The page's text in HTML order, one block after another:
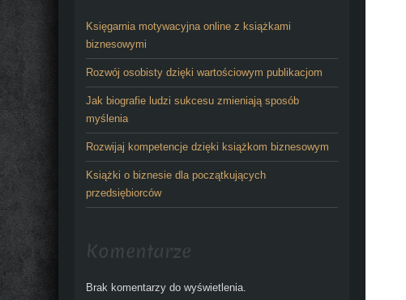
Księgarnia motywacyjna online z książkami
biznesowymi
Rozwój osobisty dzięki wartościowym publikacjom
Jak biografie ludzi sukcesu zmieniają sposób
myślenia
Rozwijaj kompetencje dzięki książkom biznesowym
Książki o biznesie dla początkujących
przedsiębiorców
Komentarze
Brak komentarzy do wyświetlenia.